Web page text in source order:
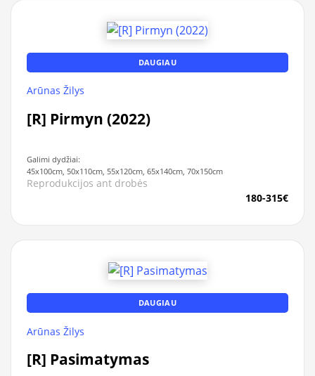
DAUGIAU
Arūnas Žilys
[R] Pirmyn (2022)
Galimi dydžiai:
45x100cm, 50x110cm, 55x120cm, 65x140cm, 70x150cm
Reprodukcijos ant drobės
180-315€
DAUGIAU
Arūnas Žilys
[R] Pasimatymas